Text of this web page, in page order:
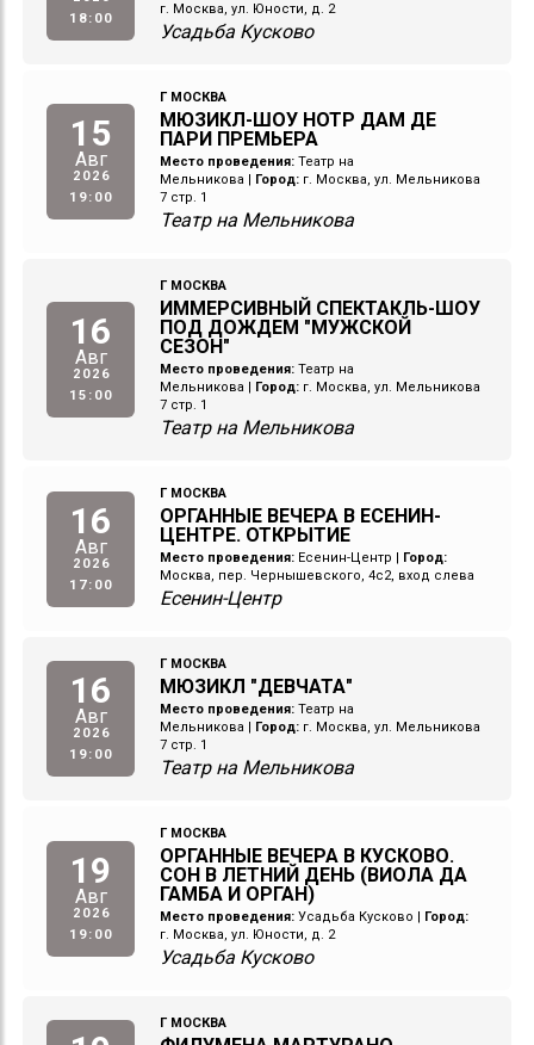
18:00
г. Москва, ул. Юности, д. 2
Усадьба Кусково
15
Авг
2026
19:00
Г МОСКВА
МЮЗИКЛ-ШОУ НОТР ДАМ ДЕ
ПАРИ ПРЕМЬЕРА
Место проведения: Театр на
Мельникова
Город: г. Москва, ул. Мельникова
7 стр. 1
Театр на Мельникова
16
Авг
2026
15:00
Г МОСКВА
ИММЕРСИВНЫЙ СПЕКТАКЛЬ-ШОУ
ПОД ДОЖДЕМ "МУЖСКОЙ
СЕЗОН"
Место проведения: Театр на
Мельникова
Город: г. Москва, ул. Мельникова
7 стр. 1
Театр на Мельникова
16
Авг
2026
17:00
Г МОСКВА
ОРГАННЫЕ ВЕЧЕРА В ЕСЕНИН-
ЦЕНТРЕ. ОТКРЫТИЕ
Место проведения: Есенин-Центр
Город:
Москва, пер. Чернышевского, 4с2, вход слева
Есенин-Центр
16
Авг
2026
19:00
Г МОСКВА
МЮЗИКЛ "ДЕВЧАТА"
Место проведения: Театр на
Мельникова
Город: г. Москва, ул. Мельникова
7 стр. 1
Театр на Мельникова
19
Авг
2026
19:00
Г МОСКВА
ОРГАННЫЕ ВЕЧЕРА В КУСКОВО.
СОН В ЛЕТНИЙ ДЕНЬ (ВИОЛА ДА
ГАМБА И ОРГАН)
Место проведения: Усадьба Кусково
Город:
г. Москва, ул. Юности, д. 2
Усадьба Кусково
Г МОСКВА